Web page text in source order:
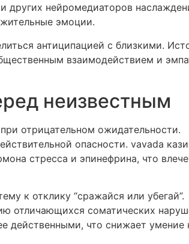
других нейромедиаторов
эмоции.
антиципацией с близкими.
взаимодействием и
неизвестным
отрицательном ожидательности.
опасности. vavada
стресса и эпинефрина, что
к отклику “сражайся или убегай”.
отличающихся соматических
действенными, что снижает умение